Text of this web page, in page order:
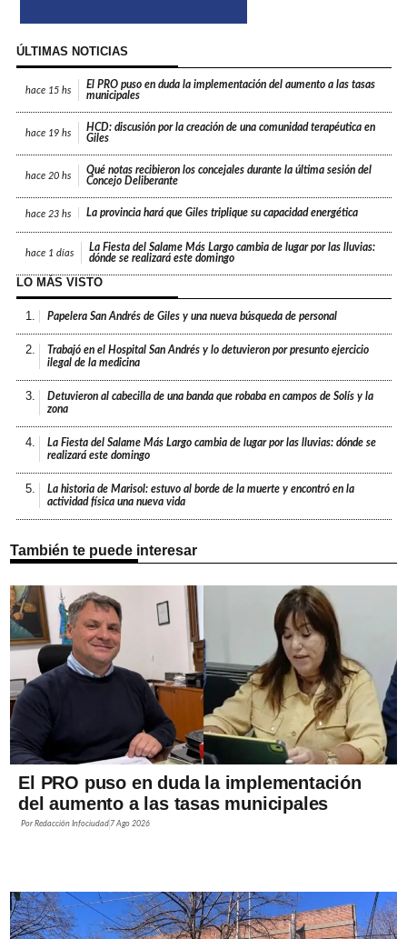
ÚLTIMAS NOTICIAS
hace 15 hs
El PRO puso en duda la implementación del aumento a las tasas
municipales
hace 19 hs
HCD: discusión por la creación de una comunidad terapéutica en
Giles
hace 20 hs
Qué notas recibieron los concejales durante la última sesión del
Concejo Deliberante
hace 23 hs La provincia hará que Giles triplique su capacidad energética
hace 1 días
La Fiesta del Salame Más Largo cambia de lugar por las lluvias:
dónde se realizará este domingo
LO MÁS VISTO
1. Papelera San Andrés de Giles y una nueva búsqueda de personal
2.
Trabajó en el Hospital San Andrés y lo detuvieron por presunto ejercicio
ilegal de la medicina
3.
Detuvieron al cabecilla de una banda que robaba en campos de Solís y la
zona
4.
La Fiesta del Salame Más Largo cambia de lugar por las lluvias: dónde se
realizará este domingo
5.
La historia de Marisol: estuvo al borde de la muerte y encontró en la
actividad física una nueva vida
También te puede interesar
El PRO puso en duda la implementación
del aumento a las tasas municipales
PorRedacción Infociudad 7 Ago 2026